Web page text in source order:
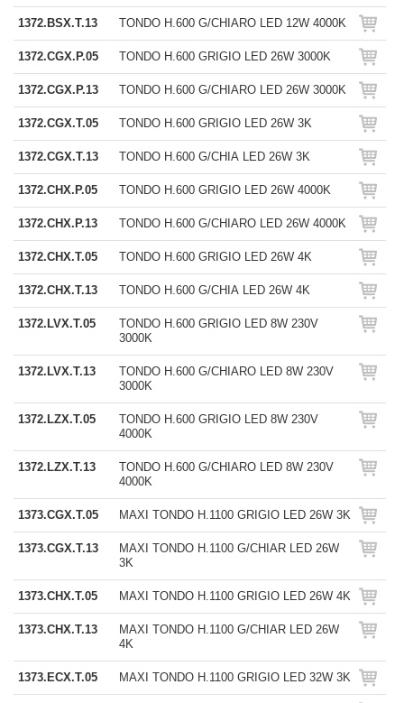
1372.BSX.T.13 TONDO H.600 G/CHIARO LED 12W 4000K
1372.CGX.P.05 TONDO H.600 GRIGIO LED 26W 3000K
1372.CGX.P.13 TONDO H.600 G/CHIARO LED 26W 3000K
1372.CGX.T.05 TONDO H.600 GRIGIO LED 26W 3K
1372.CGX.T.13 TONDO H.600 G/CHIA LED 26W 3K
1372.CHX.P.05 TONDO H.600 GRIGIO LED 26W 4000K
1372.CHX.P.13 TONDO H.600 G/CHIARO LED 26W 4000K
1372.CHX.T.05 TONDO H.600 GRIGIO LED 26W 4K
1372.CHX.T.13 TONDO H.600 G/CHIA LED 26W 4K
1372.LVX.T.05
TONDO H.600 GRIGIO LED 8W 230V
3000K
1372.LVX.T.13
TONDO H.600 G/CHIARO LED 8W 230V
3000K
1372.LZX.T.05
TONDO H.600 GRIGIO LED 8W 230V
4000K
1372.LZX.T.13
TONDO H.600 G/CHIARO LED 8W 230V
4000K
1373.CGX.T.05 MAXI TONDO H.1100 GRIGIO LED 26W 3K
1373.CGX.T.13
MAXI TONDO H.1100 G/CHIAR LED 26W
3K
1373.CHX.T.05 MAXI TONDO H.1100 GRIGIO LED 26W 4K
1373.CHX.T.13
MAXI TONDO H.1100 G/CHIAR LED 26W
4K
1373.ECX.T.05 MAXI TONDO H.1100 GRIGIO LED 32W 3K